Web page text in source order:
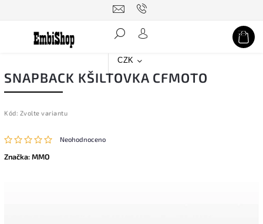
CZK
Hledat
SNAPBACK KŠILTOVKA CFMOTO
Kód: Zvolte variantu
Neohodnoceno
Značka:MMO